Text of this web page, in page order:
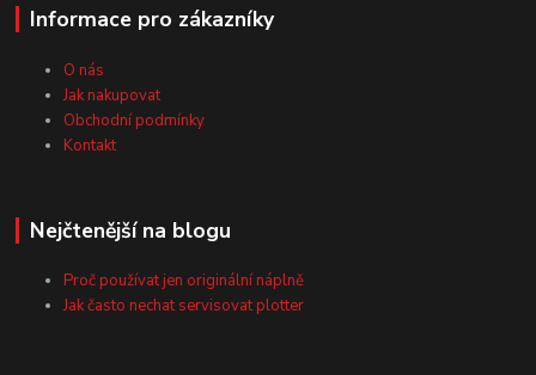
Informace pro zákazníky
O nás
Jak nakupovat
Obchodní podmínky
Kontakt
Nejčtenější na blogu
Proč používat jen originální náplně
Jak často nechat servisovat plotter